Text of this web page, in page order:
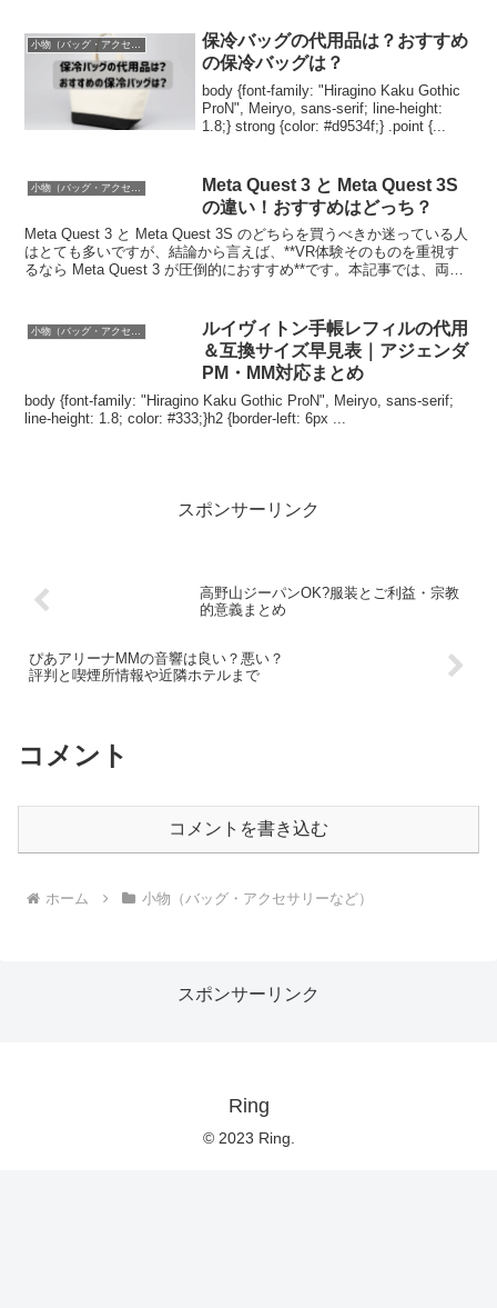
保冷バッグの代用品は？おすすめ
の保冷バッグは？
body {font-family: "Hiragino Kaku Gothic
ProN", Meiryo, sans-serif; line-height:
1.8;} strong {color: #d9534f;} .point {...
Meta Quest 3 と Meta Quest 3S
の違い！おすすめはどっち？
Meta Quest 3 と Meta Quest 3S のどちらを買うべきか迷っている人
はとても多いですが、結論から言えば、**VR体験そのものを重視す
るなら Meta Quest 3 が圧倒的におすすめ**です。本記事では、両モ
小物（バッグ・アクセサリーなど）
ルイヴィトン手帳レフィルの代用
＆互換サイズ早見表｜アジェンダ
PM・MM対応まとめ
body {font-family: "Hiragino Kaku Gothic ProN", Meiryo, sans-serif;
line-height: 1.8; color: #333;}h2 {border-left: 6px ...
スポンサーリンク
高野山ジーパンOK?服装とご利益・宗教
的意義まとめ
ぴあアリーナMMの音響は良い？悪い？
評判と喫煙所情報や近隣ホテルまで
コメント
コメントを書き込む
ホーム 小物（バッグ・アクセサリーなど）
スポンサーリンク
Ring
© 2023 Ring.